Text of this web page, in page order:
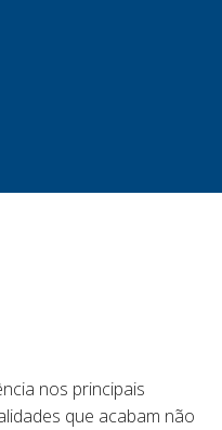
nos principais
que acabam não